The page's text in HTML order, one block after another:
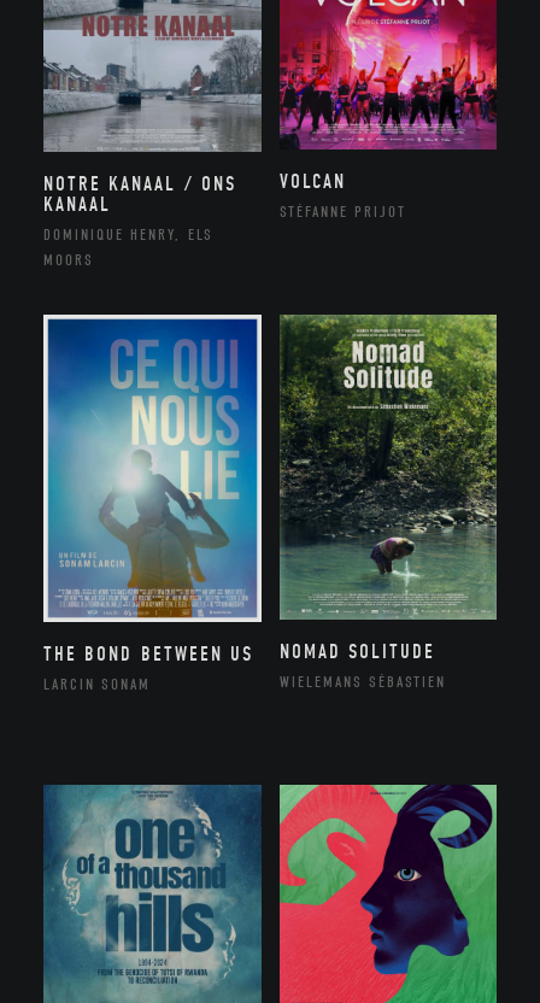
NOTRE KANAAL / ONS
KANAAL
DOMINIQUE HENRY, ELS
MOORS
VOLCAN
STÉFANNE PRIJOT
THE BOND BETWEEN US
LARCIN SONAM
NOMAD SOLITUDE
WIELEMANS SÉBASTIEN